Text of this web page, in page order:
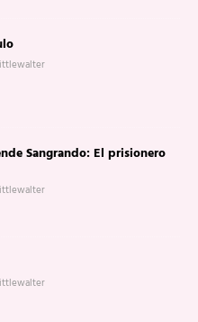
Sangrando: El prisionero